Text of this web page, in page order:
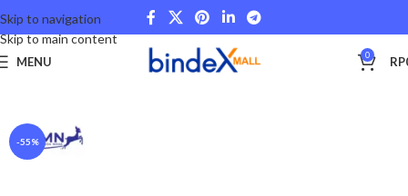
Skip to navigation
Skip to main content
MENU 0 RP
Beranda Bags and Storage
-55%